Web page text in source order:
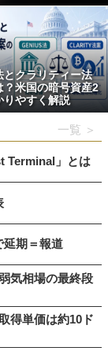
とクラリティー法
？米国の暗号資産2
りやすく解説
一覧 ＞
Terminal」とは
延期＝報道
気相場の最終段
得単価は約10ド